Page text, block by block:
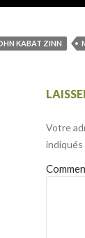
KABAT ZINN
Votre
indiqués